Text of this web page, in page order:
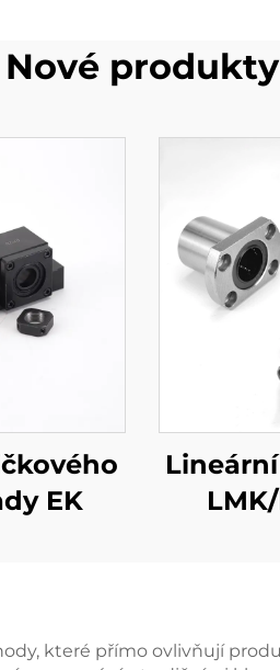
Nové produkty
EK
které přímo ovlivňují